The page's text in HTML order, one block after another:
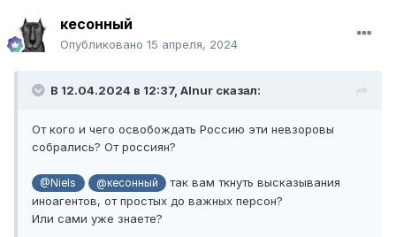
кесонный
Опубликовано 15 апреля, 2024
В 12.04.2024 в 12:37, Alnur сказал:
От кого и чего освобождать Россию эти невзоровы
собрались? От россиян?
@Niels @кесонный
так вам ткнуть высказывания
иноагентов, от простых до важных персон?
Или сами уже знаете?